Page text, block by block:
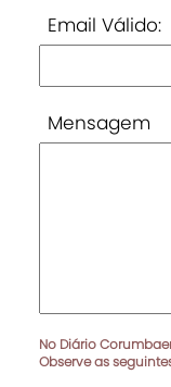
Email Válido:
Mensagem
No Diário
Observe as